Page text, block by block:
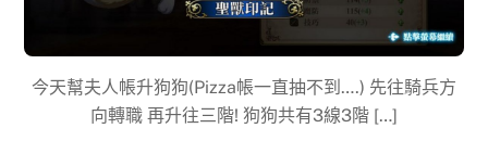
今天幫夫人帳升狗狗(Pizza帳一直抽不到….) 先往騎兵方
向轉職 再升往三階! 狗狗共有3線3階 […]